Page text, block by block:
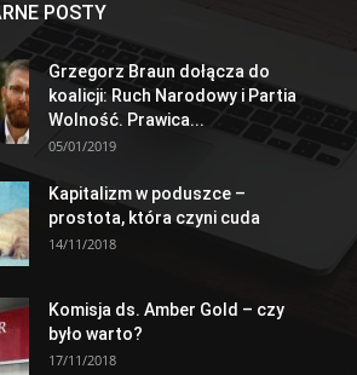
POSTY
Grzegorz Braun dołącza do
koalicji: Ruch Narodowy i Partia
Wolność. Prawica...
05/01/2019
Kapitalizm w poduszce –
prostota, która czyni cuda
14/11/2018
Komisja ds. Amber Gold – czy
było warto?
17/11/2018